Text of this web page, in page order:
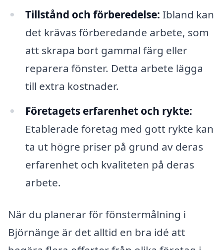
Tillstånd och förberedelse: Ibland kan
det krävas förberedande arbete, som
att skrapa bort gammal färg eller
reparera fönster. Detta arbete lägga
till extra kostnader.
Företagets erfarenhet och rykte:
Etablerade företag med gott rykte kan
ta ut högre priser på grund av deras
erfarenhet och kvaliteten på deras
arbete.
När du planerar för fönstermålning i
Björnänge är det alltid en bra idé att